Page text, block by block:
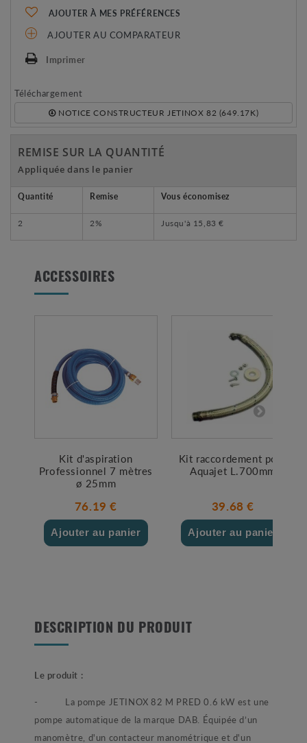
AJOUTER À MES PRÉFÉRENCES
AJOUTER AU COMPARATEUR
Imprimer
Téléchargement
NOTICE CONSTRUCTEUR JETINOX 82 (649.17K)
REMISE SUR LA QUANTITÉ
Appliquée dans le panier
Quantité Remise Vous économisez
2 2% Jusqu'à 15,83 €
ACCESSOIRES
Kit d'aspiration
Professionnel 7 mètres
ø 25mm
76.19 €
Ajouter au panier
Kit raccordement pour
Aquajet L.700mm
39.68 €
Ajouter au panier
DESCRIPTION DU PRODUIT
Le produit :
- La pompe JETINOX 82 M PRED 0.6 kW est une
pompe automatique de la marque DAB. Équipée d’un
manomètre, d'un contacteur manométrique et d'un